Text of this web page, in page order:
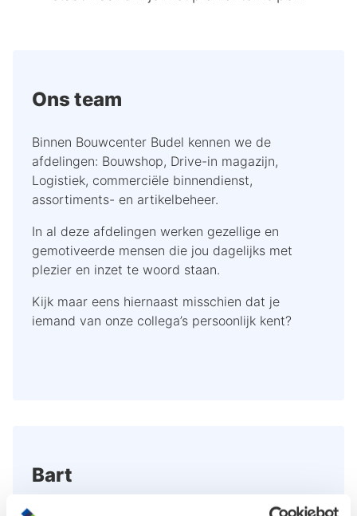
Ons team
Binnen Bouwcenter Budel kennen we de
afdelingen: Bouwshop, Drive-in magazijn,
Logistiek, commerciële binnendienst,
assortiments- en artikelbeheer.
In al deze afdelingen werken gezellige en
gemotiveerde mensen die jou dagelijks met
plezier en inzet te woord staan.
Kijk maar eens hiernaast misschien dat je
iemand van onze collega’s persoonlijk kent?
Bart